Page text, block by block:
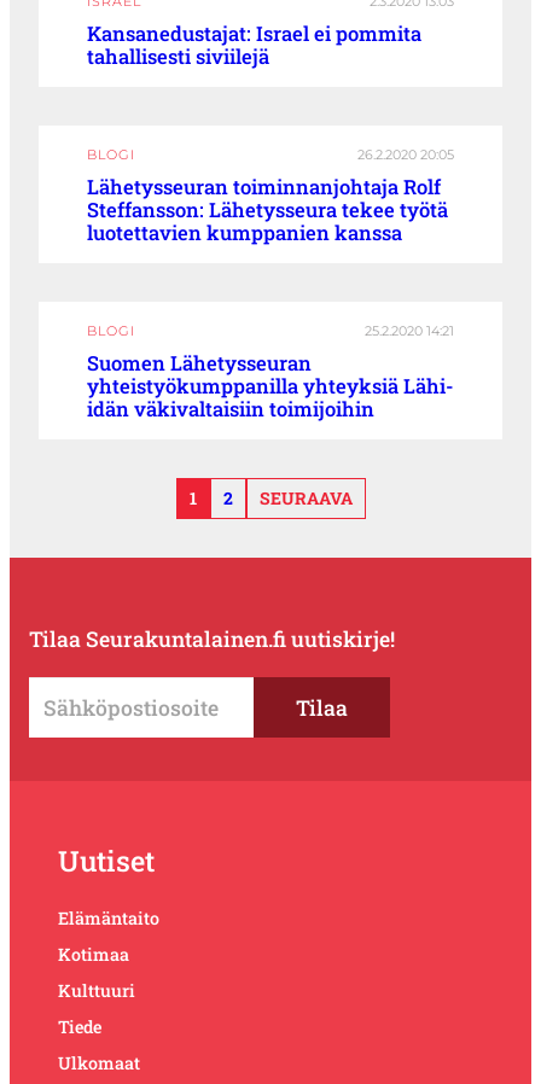
Kansanedustajat: Israel ei pommita
tahallisesti siviilejä
BLOGI 26.2.2020 20:05
Lähetysseuran toiminnanjohtaja Rolf
Steffansson: Lähetysseura tekee työtä
luotettavien kumppanien kanssa
BLOGI 25.2.2020 14:21
Suomen Lähetysseuran
yhteistyökumppanilla yhteyksiä Lähi-
idän väkivaltaisiin toimijoihin
1 2 SEURAAVA
Tilaa Seurakuntalainen.fi uutiskirje!
Uutiset
Elämäntaito
Kotimaa
Kulttuuri
Tiede
Ulkomaat